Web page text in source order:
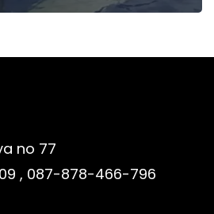
no 77
, 087-878-466-796